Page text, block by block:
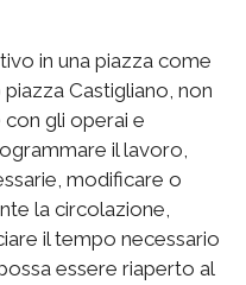
in una piazza come
Castigliano, non
gli operai e
il lavoro,
modificare o
la circolazione,
il tempo necessario
essere riaperto al